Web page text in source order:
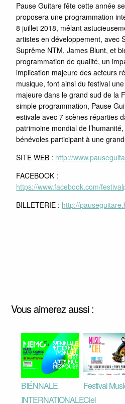
Pause Guitare fête cette année
proposera une programmation
8 juillet 2018, mêlant
artistes en développement, avec
Suprême NTM, James Blunt, et
programmation de qualité, un
implication majeure des acteurs
musique, font ainsi du festival
majeure dans le grand sud de la
simple programmation, Pause
estivale avec 7 scènes réparties
patrimoine mondial de
bénévoles participant à une
SITE WEB : http://
FACEBOOK :
https://www.facebook.com/
BILLETERIE : http://
Vous aimerez aussi :
BIÉNNALE
INTERNATIONALE
Festival
Ciel